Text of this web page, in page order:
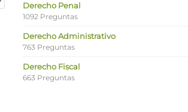
Derecho Penal
1092 Preguntas
Derecho Administrativo
763 Preguntas
Derecho Fiscal
663 Preguntas